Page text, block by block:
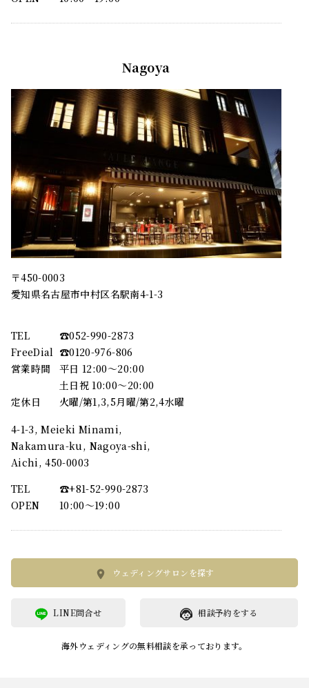
Nagoya
〒450-0003
愛知県名古屋市中村区名駅南4-1-3
TEL
☎︎052-990-2873
FreeDial ☎︎0120-976-806
営業時間
平日 12:00～20:00
土日祝 10:00～20:00
定休日
火曜/第1,3,5月曜/第2,4水曜
4-1-3, Meieki Minami,
Nakamura-ku, Nagoya-shi,
Aichi, 450-0003
TEL
☎︎+81-52-990-2873
OPEN
10:00〜19:00
ウェディングサロンを探す
相談予約をする
LINE問合せ
海外ウェディングの無料相談を承っております。